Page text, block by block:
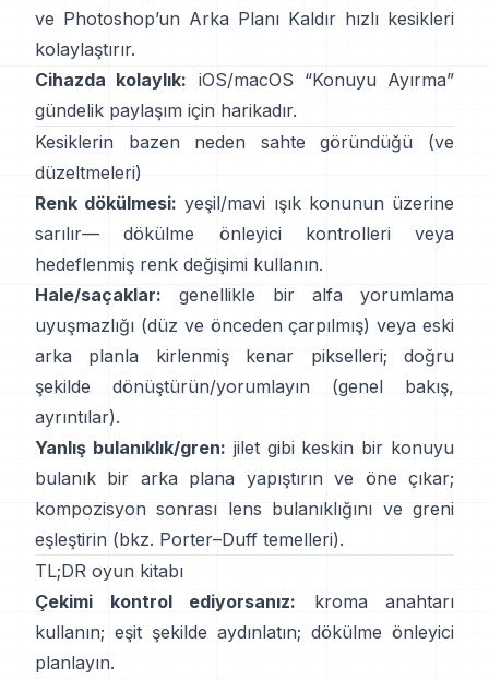
ve Photoshop’un Arka Planı Kaldır hızlı kesikleri
kolaylaştırır.
Cihazda kolaylık: iOS/macOS “Konuyu Ayırma”
gündelik paylaşım için harikadır.
Kesiklerin bazen neden sahte göründüğü (ve
düzeltmeleri)
Renk dökülmesi: yeşil/mavi ışık konunun üzerine
sarılır—
dökülme önleyici kontrolleri veya
hedeflenmiş renk değişimi kullanın.
Hale/saçaklar: genellikle bir alfa yorumlama
uyuşmazlığı (düz ve önceden çarpılmış) veya eski
arka planla kirlenmiş kenar pikselleri; doğru
şekilde dönüştürün/yorumlayın
(genel bakış,
ayrıntılar).
Yanlış bulanıklık/gren: jilet gibi keskin bir konuyu
bulanık bir arka plana yapıştırın ve öne çıkar;
kompozisyon sonrası lens bulanıklığını ve greni
eşleştirin (bkz. Porter–Duff temelleri).
TL;DR oyun kitabı
Çekimi kontrol ediyorsanız: kroma anahtarı
kullanın; eşit şekilde aydınlatın; dökülme önleyici
planlayın.